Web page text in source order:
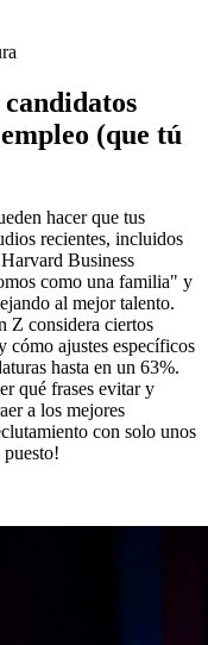
candidatos
(que tú
hacer que tus
recientes, incluidos
Business
como una familia" y
al mejor talento.
Z considera ciertos
cómo ajustes específicos
hasta en un 63%.
qué frases evitar y
a los mejores
con solo unos
puesto!